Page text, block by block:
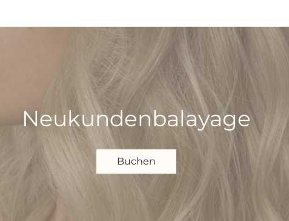
Neukundenbalayage
Buchen